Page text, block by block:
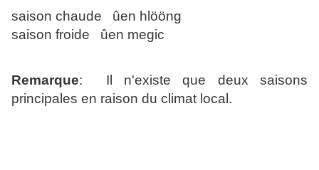
saison chaude ûen hlööng
saison froide ûen megic
Remarque: Il n'existe que deux saisons
principales en raison du climat local.